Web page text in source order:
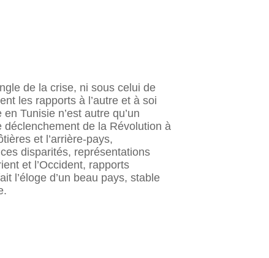
de la crise, ni sous celui de
les rapports à l’autre et à soi
Tunisie n’est autre qu’un
de la Révolution à
et l’arrière-pays,
disparités, représentations
et l’Occident, rapports
l’éloge d’un beau pays, stable